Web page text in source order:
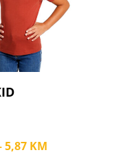
5,87 KM